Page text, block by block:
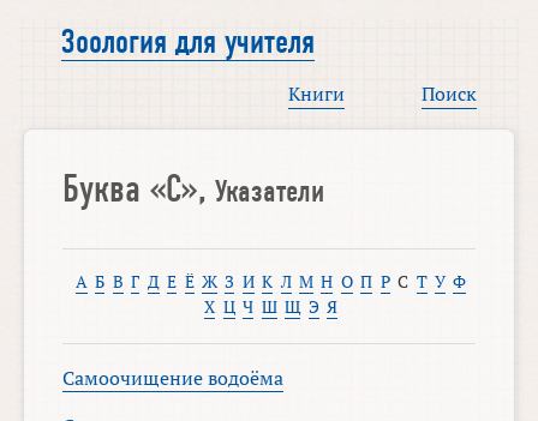
Зоология для учителя
Книги Поиск
Буква «С»,Указатели
А Б В Г Д Е Ё Ж З И К Л М Н О П Р С Т У Ф
Х Ц Ч Ш Щ Э Я
Самоочищение водоёма